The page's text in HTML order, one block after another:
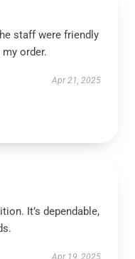
staff were friendly
order.
Apr 21, 2025
It’s dependable,
Apr 19, 2025